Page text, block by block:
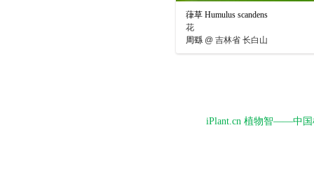
葎草 Humulus scandens
花
周繇 @ 吉林省 长白山
iPlant.cn 植物智——中国